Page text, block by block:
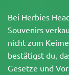
Bei Herbies
Souvenirs
nicht zum
bestätigst du,
Gesetze und